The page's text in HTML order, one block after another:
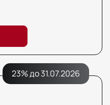
23% до 31.07.2026